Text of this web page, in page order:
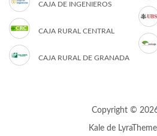
CAJA DE INGENIEROS
CAJA RURAL CENTRAL
CAJA RURAL DE GRANADA
Copyright ©
Kalede